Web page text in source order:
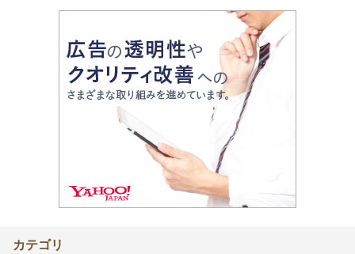
カテゴリ